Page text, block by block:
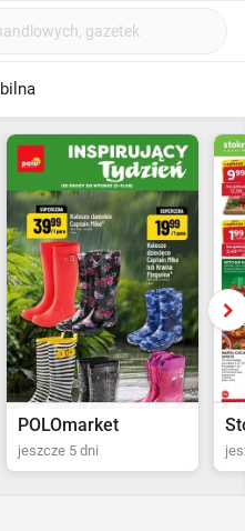
jeszcze 6 dni